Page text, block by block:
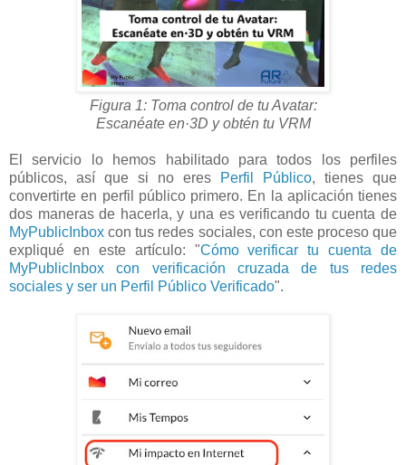
Figura 1: Toma control de tu Avatar:
Escanéate en·3D y obtén tu VRM
El servicio lo hemos habilitado para todos los perfiles
públicos, así que si no eres
Perfil Público, tienes que
convertirte en perfil público primero. En la aplicación tienes
dos maneras de hacerla, y una es verificando tu cuenta de
MyPublicInbox con tus redes sociales, con este proceso que
expliqué en este artículo: "Cómo verificar tu cuenta de
MyPublicInbox con verificación cruzada de tus redes
sociales y ser un Perfil Público Verificado".